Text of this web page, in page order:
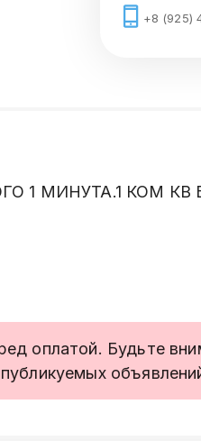
+8 (925)
1 МИНУТА.1 КОМ
оплатой. Будьте